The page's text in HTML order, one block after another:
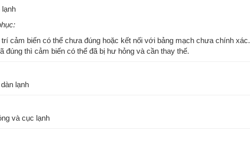
lạnh
trí cảm biến có thể chưa đúng hoặc kết nối với bảng mạch chưa chính xác.
đúng thì cảm biến có thể đã bị hư hỏng và cần thay thế.
lạnh
và cục lạnh